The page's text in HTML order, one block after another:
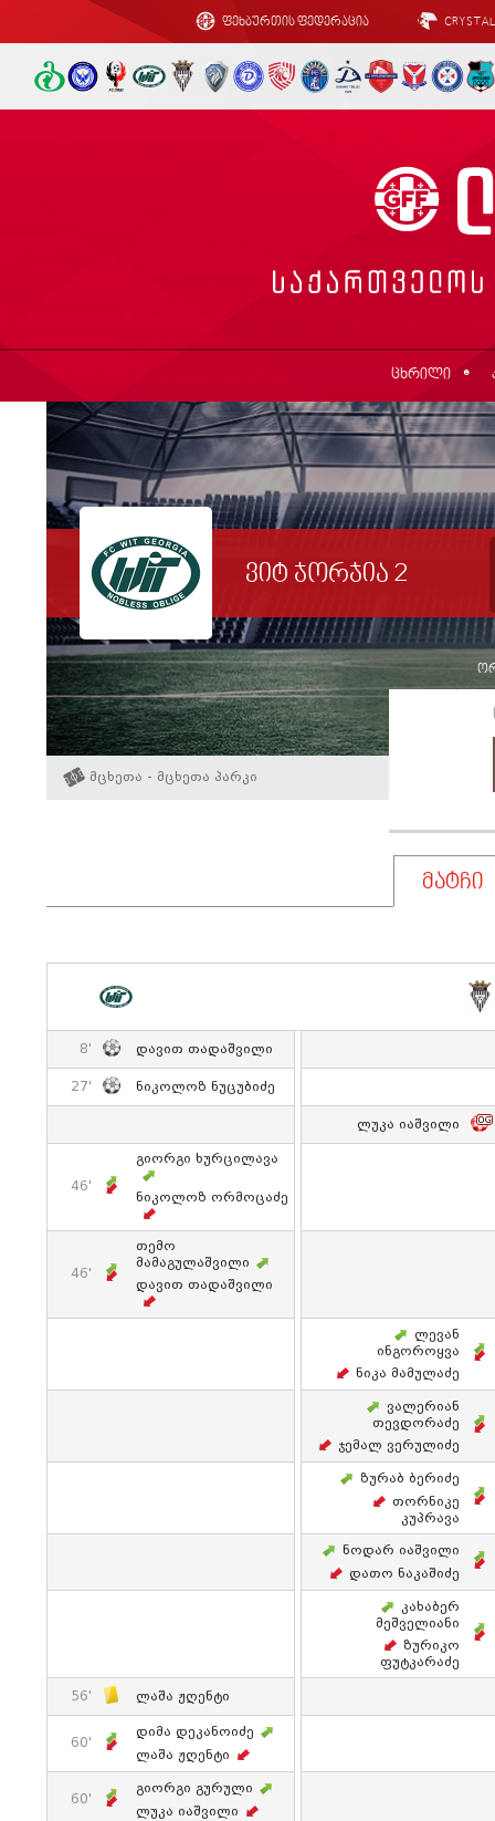
ფეხბურთის ფედერაცია
ცხრილი
ვიტ ჯორჯია 2
მცხეთა - მცხეთა პარკი
მატჩი
8' Დავით Თადაშვილი
27' Ნიკოლოზ Ნუცუბიძე
Ლუკა Იაშვილი
46'
Გიორგი Ხურცილავა
Ნიკოლოზ Ორმოცაძე
46'
Თემო
Მამაგულაშვილი
Დავით Თადაშვილი
Ლევან
Ინგოროყვა
Ნიკა Მამულაძე
Ვალერიან
Თევდორაძე
Ჯემალ Ვერულიძე
Ზურაბ Ბერიძე
Თორნიკე
Კუპრავა
Ნოდარ Იაშვილი
Დათო Ნაკაშიძე
Კახაბერ
Მეშველიანი
Ზურიკო
Ფუტკარაძე
56' Ლაშა Ჟღენტი
60'
Დიმა Დეკანოიძე
Ლაშა Ჟღენტი
60'
Გიორგი Გურული
Ლუკა Იაშვილი